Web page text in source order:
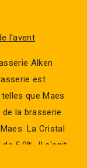
l'avent
Alken
est
que Maes
la brasserie
La Cristal
5.0%. Il s'agit